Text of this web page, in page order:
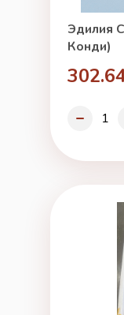
Эдилия
Конди)